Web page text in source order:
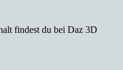
findest du bei Daz 3D